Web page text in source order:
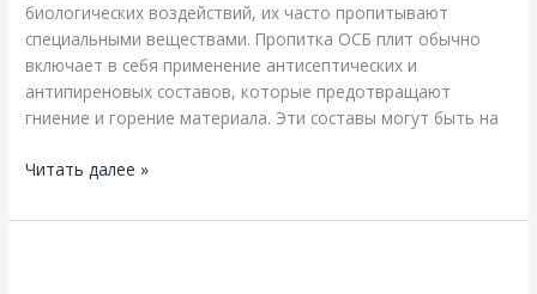
биологических воздействий, их часто пропитывают
специальными веществами. Пропитка ОСБ плит обычно
включает в себя применение антисептических и
антипиреновых составов, которые предотвращают
гниение и горение материала. Эти составы могут быть на
Чем
ОСБ
Читать далее »